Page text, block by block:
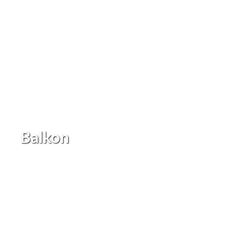
Balkon